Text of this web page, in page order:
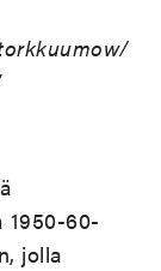
60-
jolla